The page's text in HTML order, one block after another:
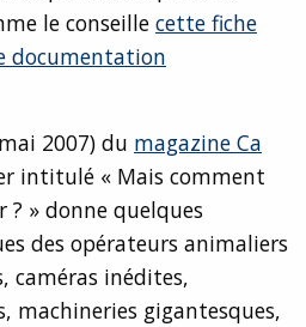
le conseille cette fiche
documentation
2007) du magazine Ca
intitulé « Mais comment
» donne quelques
des opérateurs animaliers
caméras inédites,
machineries gigantesques,